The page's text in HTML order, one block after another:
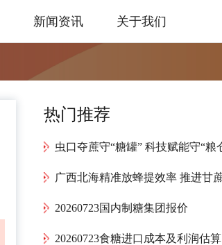
新闻资讯 关于我们
热门推荐
20260723国内制糖集团报价
20260723食糖进口成本及利润估算